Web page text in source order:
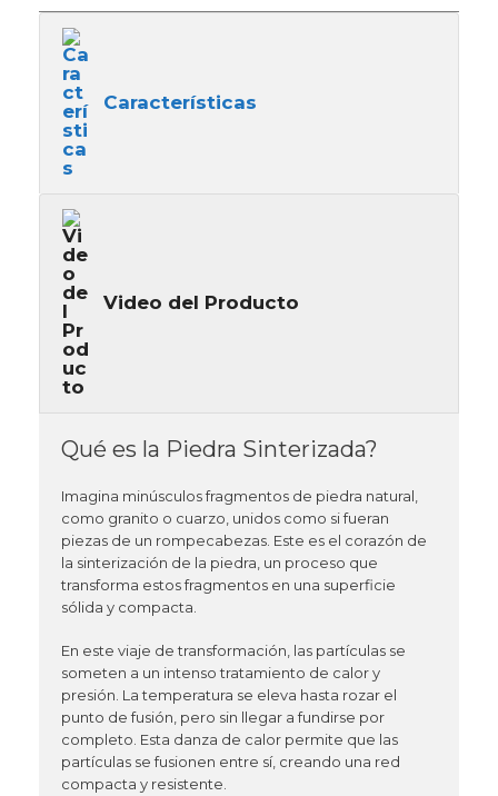
Características
Video del Producto
Qué es la Piedra Sinterizada?
Imagina minúsculos fragmentos de piedra natural,
como granito o cuarzo, unidos como si fueran
piezas de un rompecabezas. Este es el corazón de
la sinterización de la piedra, un proceso que
transforma estos fragmentos en una superficie
sólida y compacta.
En este viaje de transformación, las partículas se
someten a un intenso tratamiento de calor y
presión. La temperatura se eleva hasta rozar el
punto de fusión, pero sin llegar a fundirse por
completo. Esta danza de calor permite que las
partículas se fusionen entre sí, creando una red
compacta y resistente.